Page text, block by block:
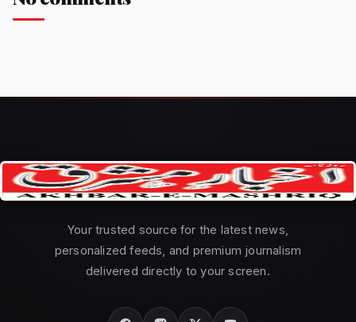
Your trusted source for the latest news,
personalized feeds, and premium journalism
delivered directly to your screen.